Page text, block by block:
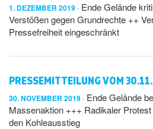
1. DEZEMBER 2019
Ende Gelände
Verstößen gegen Grundrechte ++
Pressefreiheit eingeschränkt
PRESSEMITTEILUNG VOM
30. NOVEMBER 2019
Ende Gelände
Massenaktion +++ Radikaler
den Kohleausstieg